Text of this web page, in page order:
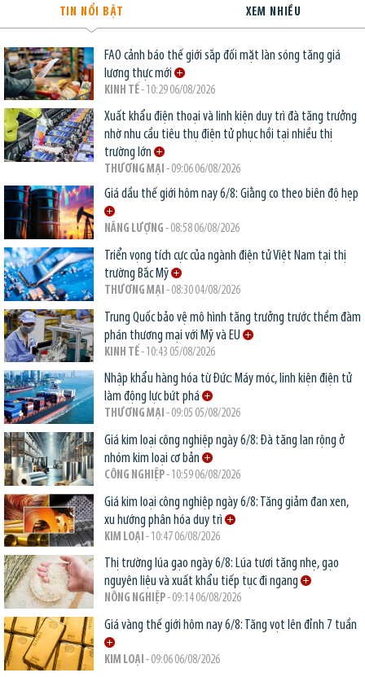
TIN NỔI BẬT XEM NHIỀU
FAO cảnh báo thế giới sắp đối mặt làn sóng tăng giá
lương thực mới
KINH TẾ- 10:29 06/08/2026
Xuất khẩu điện thoại và linh kiện duy trì đà tăng trưởng
nhờ nhu cầu tiêu thụ điện tử phục hồi tại nhiều thị
trường lớn
THƯƠNG MẠI - 09:06 06/08/2026
Giá dầu thế giới hôm nay 6/8: Giằng co theo biên độ hẹp
NĂNG LƯỢNG - 08:58 06/08/2026
Triển vọng tích cực của ngành điện tử Việt Nam tại thị
trường Bắc Mỹ
THƯƠNG MẠI - 08:30 04/08/2026
Trung Quốc bảo vệ mô hình tăng trưởng trước thềm đàm
phán thương mại với Mỹ và EU
KINH TẾ- 10:43 05/08/2026
Nhập khẩu hàng hóa từ Đức: Máy móc, linh kiện điện tử
làm động lực bứt phá
THƯƠNG MẠI - 09:05 05/08/2026
Giá kim loại công nghiệp ngày 6/8: Đà tăng lan rộng ở
nhóm kim loại cơ bản
CÔNG NGHIỆP- 10:59 06/08/2026
Giá kim loại công nghiệp ngày 6/8: Tăng giảm đan xen,
xu hướng phân hóa duy trì
KIM LOẠI - 10:47 06/08/2026
Thị trường lúa gạo ngày 6/8: Lúa tươi tăng nhẹ, gạo
nguyên liệu và xuất khẩu tiếp tục đi ngang
NÔNG NGHIỆP- 09:14 06/08/2026
Giá vàng thế giới hôm nay 6/8: Tăng vọt lên đỉnh 7 tuần
KIM LOẠI - 09:06 06/08/2026